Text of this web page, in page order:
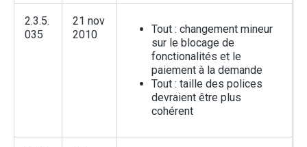
2.3.5.
035
21 nov
2010
Tout : changement mineur
sur le blocage de
fonctionalités et le
paiement à la demande
Tout : taille des polices
devraient être plus
cohérent